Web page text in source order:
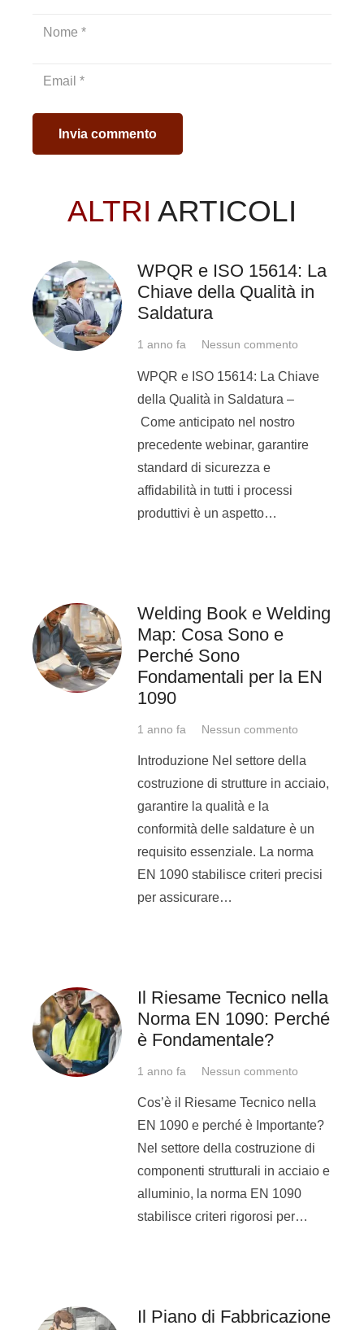
Qual è il ruolo del
coordinatore di
All’interno di un’azienda il
coordinatore di saldatura ha il
agevolare il piano di
fabbricazione.
Le normeUNI EN 14731
ISO 3834definiscono ruoli e
responsabilità del
coordinatore di saldatura.
prepara il piano di
fabbricazione e controllo
coordina i saldatori
verifiche
Perché diventare
coordinatore di
riferimento importante per una
Un coordinatore ha la
possibilità di rendersi anche
Come diventare
coordinatore di
saldatura?
Semplice: il prossimo lunedì 4
novembre parte il nostro corso
qui alla Michelangelo di
Somma Vesuviana.
Corso Coordinatore
Impegno richiesto
Invia commento
ALTRI ARTICOLI
WPQR e ISO 15614: La
Chiave della Qualità in
Saldatura
1 anno fa Nessun commento
WPQR e ISO 15614: La Chiave
della Qualità in Saldatura –
Come anticipato nel nostro
precedente webinar, garantire
standard di sicurezza e
affidabilità in tutti i processi
produttivi è un aspetto…
Welding Book e Welding
Map: Cosa Sono e
Perché Sono
Fondamentali per la EN
1090
1 anno fa Nessun commento
Introduzione Nel settore della
costruzione di strutture in acciaio,
garantire la qualità e la
conformità delle saldature è un
requisito essenziale. La norma
EN 1090 stabilisce criteri precisi
per assicurare…
Il Riesame Tecnico nella
Norma EN 1090: Perché
è Fondamentale?
1 anno fa Nessun commento
Cos’è il Riesame Tecnico nella
EN 1090 e perché è Importante?
Nel settore della costruzione di
componenti strutturali in acciaio e
alluminio, la norma EN 1090
stabilisce criteri rigorosi per…
Il Piano di Fabbricazione